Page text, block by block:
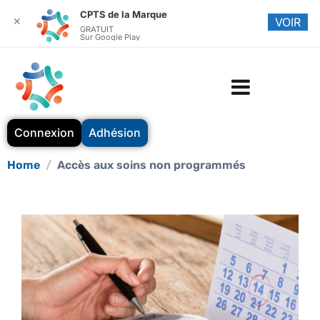
Connexion Adhésion
Home Accès aux soins non programmés
✕
CPTS de la Marque
GRATUIT
Sur Google Play
VOIR